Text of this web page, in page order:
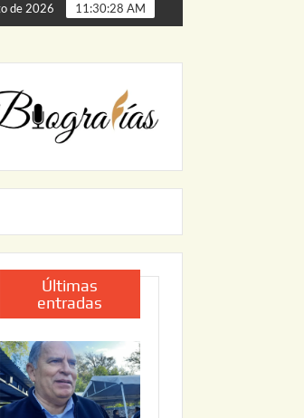
ARRANCA JAPAM EL PROGRAMA “AGUA
de 2026 11:30:29 AM
Últimas
entradas